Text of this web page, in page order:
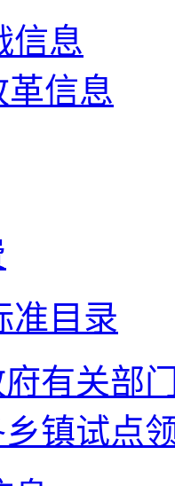
信息
革信息
准目录
有关部
镇试点